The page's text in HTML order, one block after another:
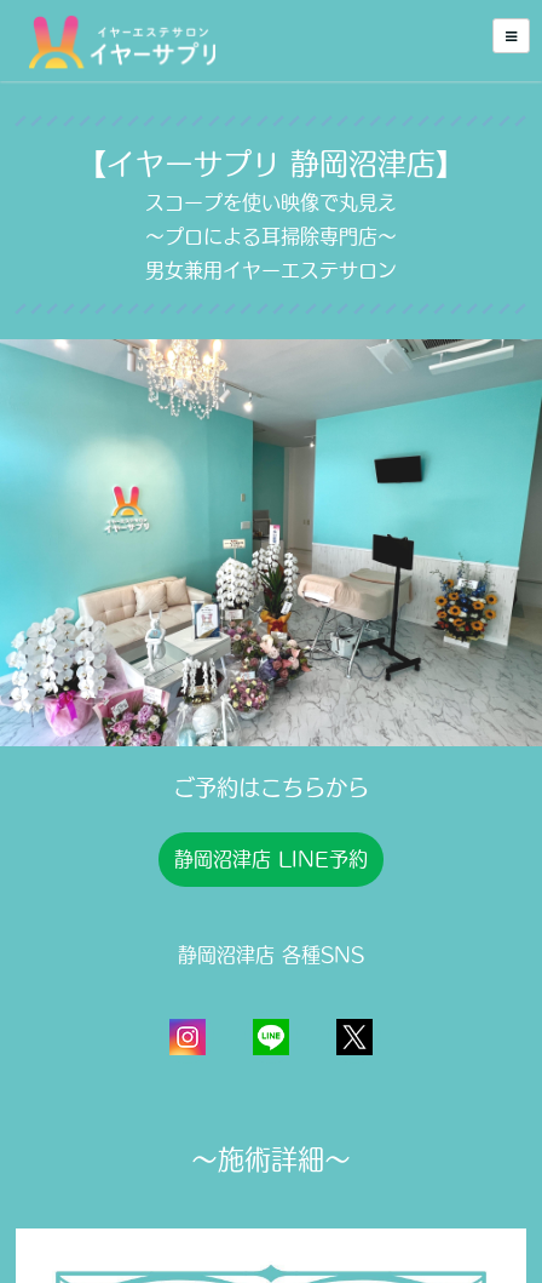
【イヤーサプリ 静岡沼津店】
スコープを使い映像で丸見え
～プロによる耳掃除専門店～
男女兼用イヤーエステサロン
ご予約はこちらから
静岡沼津店 LINE予約
静岡沼津店 各種SNS
〜施術詳細〜